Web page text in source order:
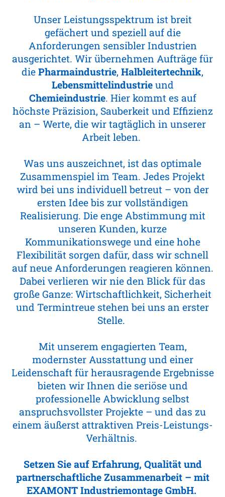
Unser Leistungsspektrum ist breit
gefächert und speziell auf die
Anforderungen sensibler Industrien
ausgerichtet. Wir übernehmen Aufträge für
die Pharmaindustrie, Halbleitertechnik,
Lebensmittelindustrieund
Chemieindustrie. Hier kommt es auf
höchste Präzision, Sauberkeit und Effizienz
an – Werte, die wir tagtäglich in unserer
Arbeit leben.
Was uns auszeichnet, ist das optimale
Zusammenspiel im Team. Jedes Projekt
wird bei uns individuell betreut – von der
ersten Idee bis zur vollständigen
Realisierung. Die enge Abstimmung mit
unseren Kunden, kurze
Kommunikationswege und eine hohe
Flexibilität sorgen dafür, dass wir schnell
auf neue Anforderungen reagieren können.
Dabei verlieren wir nie den Blick für das
große Ganze: Wirtschaftlichkeit, Sicherheit
und Termintreue stehen bei uns an erster
Stelle.
Mit unserem engagierten Team,
modernster Ausstattung und einer
Leidenschaft für herausragende Ergebnisse
bieten wir Ihnen die seriöse und
professionelle Abwicklung selbst
anspruchsvollster Projekte – und das zu
einem äußerst attraktiven Preis-Leistungs-
Verhältnis.
Setzen Sie auf Erfahrung, Qualität und
partnerschaftliche Zusammenarbeit – mit
EXAMONT Industriemontage GmbH.